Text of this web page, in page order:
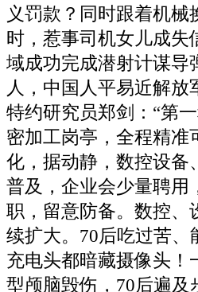
义罚款？同时跟着机
时，惹事司机女儿成失
域成功完成潜射计谋导
人，中国人平易近解
特约研究员郑剑：“第
密加工岗亭，全程精准
化，据动静，数控设备
普及，企业会少量聘用
职，留意防备。数控、
续扩大。70后吃过苦
充电头都暗藏摄像头！
型颅脑毁伤，70后遍